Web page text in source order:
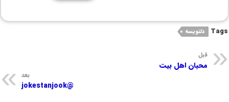
Tags دلنویسه
قبل
محبان اهل بیت
بعد
@jokestanjook